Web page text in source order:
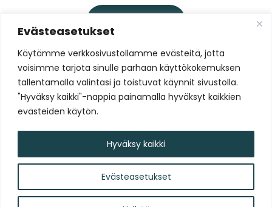
Evästeasetukset
Käytämme verkkosivustollamme evästeitä, jotta
voisimme tarjota sinulle parhaan käyttökokemuksen
tallentamalla valintasi ja toistuvat käynnit sivustolla.
"Hyväksy kaikki"-nappia painamalla hyväksyt kaikkien
evästeiden käytön.
Evästeasetukset
Hyväksy kaikki
Liity Tammelan Stadionin
uutiskirjelistalle
Tammelan Stadion